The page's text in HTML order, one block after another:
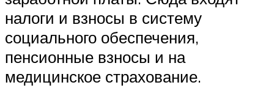
налоги и взносы в систему
социального обеспечения,
пенсионные взносы и на
медицинское страхование.